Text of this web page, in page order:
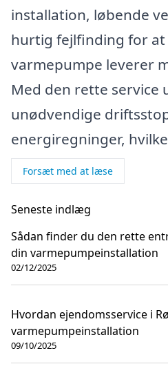
installation, løbende
hurtig fejlfinding for at
varmepumpe leverer
Med den rette service
unødvendige
energiregninger,
Forsæt med at læse
Seneste indlæg
Sådan finder du den rette
din varmepumpeinstallation
02/12/2025
Hvordan ejendomsservice i
varmepumpeinstallation
09/10/2025